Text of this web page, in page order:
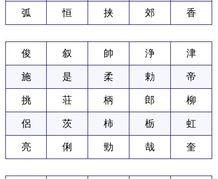
弧 恒 挟 郊 香
俊 叙 帥 浄 津
施 是 柔 勅 帝
挑 荘 柄 郎 柳
侶 茨 柿 栃 虹
亮 俐 勁 哉 奎